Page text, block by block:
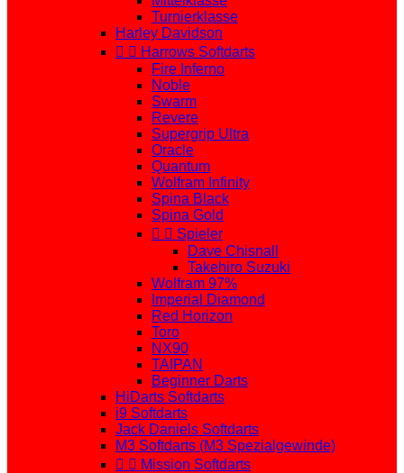
Turnierklasse
Harley Davidson
  Harrows Softdarts
Fire Inferno
Noble
Swarm
Revere
Supergrip Ultra
Oracle
Quantum
Wolfram Infinity
Spina Black
Spina Gold
  Spieler
Dave Chisnall
Takehiro Suzuki
Wolfram 97%
Imperial Diamond
Red Horizon
Toro
NX90
TAIPAN
Beginner Darts
HiDarts Softdarts
i9 Softdarts
Jack Daniels Softdarts
M3 Softdarts (M3 Spezialgewinde)
  Mission Softdarts